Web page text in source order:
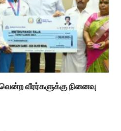
வீரர்களுக்கு நினைவு